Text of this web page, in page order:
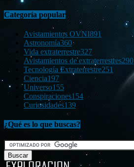
Categoría popular
Avistamientos OVNI891
Astronomía360
Vida extraterrestre327
Avistamientos de extraterrestres290
Tecnología Extraterrestre251
Ciencia197
Universo155
Conspiraciones154
Curiosidades139
¿Qué es lo que buscas?